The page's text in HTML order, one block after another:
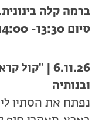
ברמה קלה
סיום 13:30- 14:00, מתאים לשומרי שבת
6.11.26 |
ובנותיה
נפתח את הסתיו